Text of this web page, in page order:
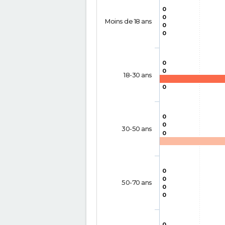
0
0
0
0
0
0
0
0
0
0
0
0
0
0
Moins de 18 ans
18-30 ans
30-50 ans
50-70 ans